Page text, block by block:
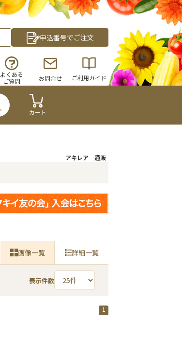
申込番号でご注文
よくある
ご質問
お問合せ ご利用ガイド
カート
アキレア 通販
画像一覧 詳細一覧
表示件数
1